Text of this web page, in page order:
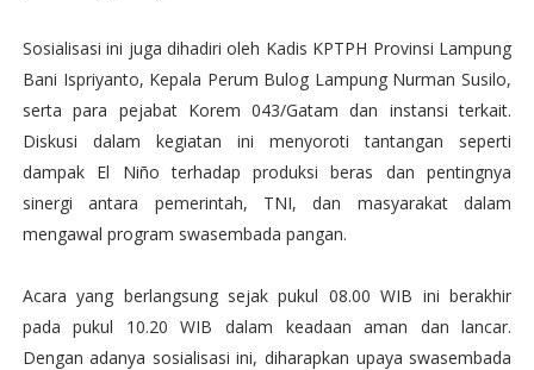
Sosialisasi ini juga dihadiri oleh Kadis KPTPH Provinsi Lampung
Bani Ispriyanto, Kepala Perum Bulog Lampung Nurman Susilo,
serta para pejabat Korem 043/Gatam dan instansi terkait.
Diskusi dalam kegiatan ini menyoroti tantangan seperti
dampak El Niño terhadap produksi beras dan pentingnya
sinergi antara pemerintah, TNI, dan masyarakat dalam
mengawal program swasembada pangan.
Acara yang berlangsung sejak pukul 08.00 WIB ini berakhir
pada pukul 10.20 WIB dalam keadaan aman dan lancar.
Dengan adanya sosialisasi ini, diharapkan upaya swasembada